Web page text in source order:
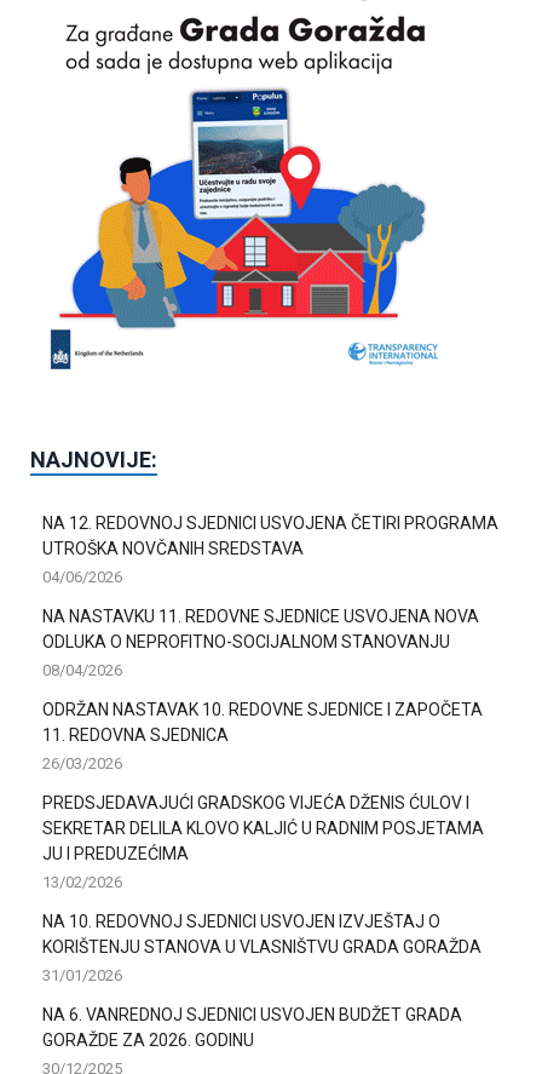
NAJNOVIJE:
NA 12. REDOVNOJ SJEDNICI USVOJENA ČETIRI PROGRAMA
UTROŠKA NOVČANIH SREDSTAVA
04/06/2026
NA NASTAVKU 11. REDOVNE SJEDNICE USVOJENA NOVA
ODLUKA O NEPROFITNO-SOCIJALNOM STANOVANJU
08/04/2026
ODRŽAN NASTAVAK 10. REDOVNE SJEDNICE I ZAPOČETA
11. REDOVNA SJEDNICA
26/03/2026
PREDSJEDAVAJUĆI GRADSKOG VIJEĆA DŽENIS ĆULOV I
SEKRETAR DELILA KLOVO KALJIĆ U RADNIM POSJETAMA
JU I PREDUZEĆIMA
13/02/2026
NA 10. REDOVNOJ SJEDNICI USVOJEN IZVJEŠTAJ O
KORIŠTENJU STANOVA U VLASNIŠTVU GRADA GORAŽDA
31/01/2026
NA 6. VANREDNOJ SJEDNICI USVOJEN BUDŽET GRADA
GORAŽDE ZA 2026. GODINU
30/12/2025